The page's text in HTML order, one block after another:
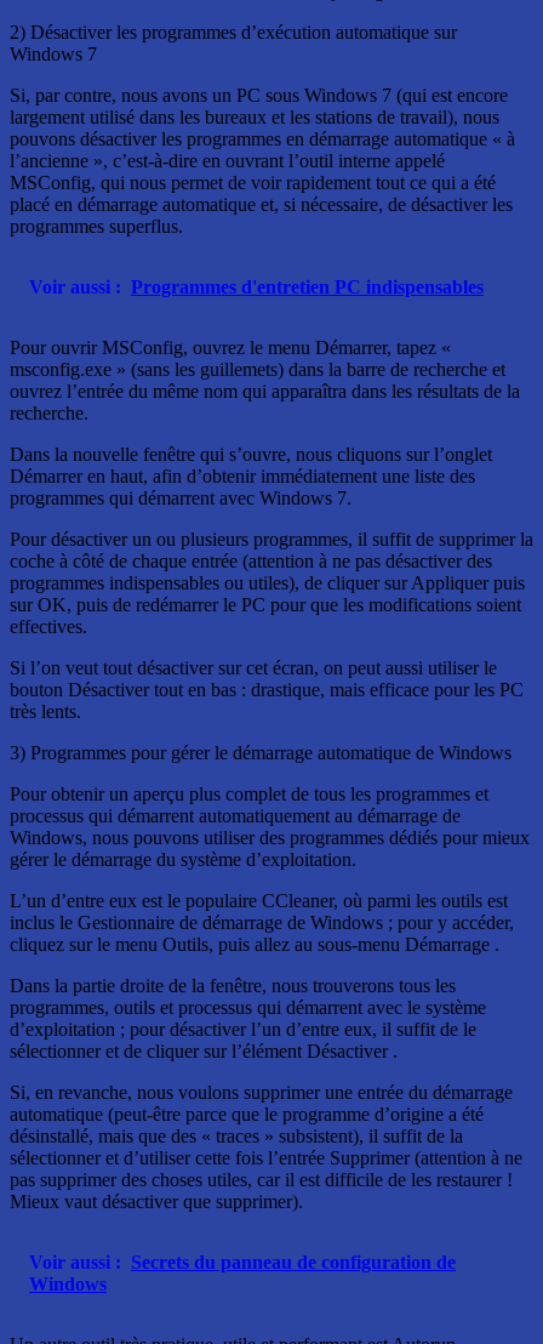
2) Désactiver les programmes d’exécution automatique sur
Windows 7
Si, par contre, nous avons un PC sous Windows 7 (qui est encore
largement utilisé dans les bureaux et les stations de travail), nous
pouvons désactiver les programmes en démarrage automatique « à
l’ancienne », c’est-à-dire en ouvrant l’outil interne appelé
MSConfig, qui nous permet de voir rapidement tout ce qui a été
placé en démarrage automatique et, si nécessaire, de désactiver les
programmes superflus.
Voir aussi : Programmes d'entretien PC indispensables
Pour ouvrir MSConfig, ouvrez le menu Démarrer, tapez «
msconfig.exe » (sans les guillemets) dans la barre de recherche et
ouvrez l’entrée du même nom qui apparaîtra dans les résultats de la
recherche.
Dans la nouvelle fenêtre qui s’ouvre, nous cliquons sur l’onglet
Démarrer en haut, afin d’obtenir immédiatement une liste des
programmes qui démarrent avec Windows 7.
Pour désactiver un ou plusieurs programmes, il suffit de supprimer la
coche à côté de chaque entrée (attention à ne pas désactiver des
programmes indispensables ou utiles), de cliquer sur Appliquer puis
sur OK, puis de redémarrer le PC pour que les modifications soient
effectives.
Si l’on veut tout désactiver sur cet écran, on peut aussi utiliser le
bouton Désactiver tout en bas : drastique, mais efficace pour les PC
très lents.
3) Programmes pour gérer le démarrage automatique de Windows
Pour obtenir un aperçu plus complet de tous les programmes et
processus qui démarrent automatiquement au démarrage de
Windows, nous pouvons utiliser des programmes dédiés pour mieux
gérer le démarrage du système d’exploitation.
L’un d’entre eux est le populaire CCleaner, où parmi les outils est
inclus le Gestionnaire de démarrage de Windows ; pour y accéder,
cliquez sur le menu Outils, puis allez au sous-menu Démarrage .
Dans la partie droite de la fenêtre, nous trouverons tous les
programmes, outils et processus qui démarrent avec le système
d’exploitation ; pour désactiver l’un d’entre eux, il suffit de le
sélectionner et de cliquer sur l’élément Désactiver .
Si, en revanche, nous voulons supprimer une entrée du démarrage
automatique (peut-être parce que le programme d’origine a été
désinstallé, mais que des « traces » subsistent), il suffit de la
sélectionner et d’utiliser cette fois l’entrée Supprimer (attention à ne
pas supprimer des choses utiles, car il est difficile de les restaurer !
Mieux vaut désactiver que supprimer).
Voir aussi : Secrets du panneau de configuration de
Windows